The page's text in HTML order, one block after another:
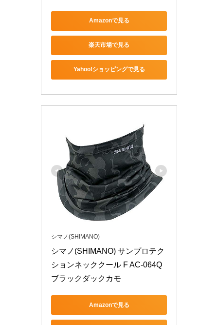
Amazonで見る
楽天市場で見る
Yahoo!ショッピングで見る
シマノ(SHIMANO)
シマノ(SHIMANO) サンプロテク
ションネッククール F AC-064Q
ブラックダックカモ
Amazonで見る